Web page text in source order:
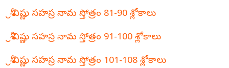
శ్రీ విష్ణు సహస్ర నామ స్తోత్రం 81-90 శ్లోకాలు
శ్రీ విష్ణు సహస్ర నామ స్తోత్రం 91-100 శ్లోకాలు
శ్రీ విష్ణు సహస్ర నామ స్తోత్రం 101-108 శ్లోకాలు